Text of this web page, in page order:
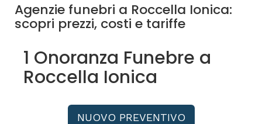
Agenzie funebri a Roccella Ionica:
scopri prezzi, costi e tariffe
1 Onoranza Funebre a
Roccella Ionica
NUOVO PREVENTIVO